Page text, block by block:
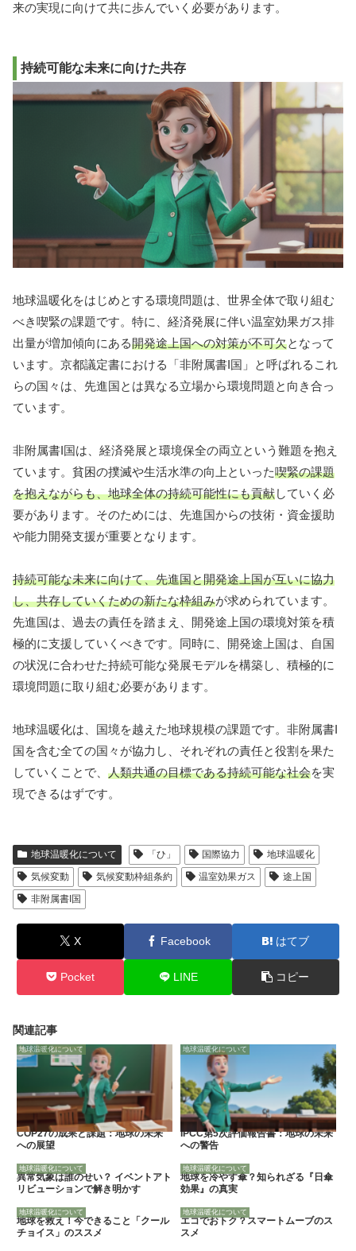
来の実現に向けて共に歩んでいく必要があります。
持続可能な未来に向けた共存
地球温暖化をはじめとする環境問題は、世界全体で取り組む
べき喫緊の課題です。特に、経済発展に伴い温室効果ガス排
出量が増加傾向にある開発途上国への対策が不可欠となって
います。京都議定書における「非附属書I国」と呼ばれるこれ
らの国々は、先進国とは異なる立場から環境問題と向き合っ
ています。
非附属書I国は、経済発展と環境保全の両立という難題を抱え
ています。貧困の撲滅や生活水準の向上といった喫緊の課題
を抱えながらも、地球全体の持続可能性にも貢献していく必
要があります。そのためには、先進国からの技術・資金援助
や能力開発支援が重要となります。
持続可能な未来に向けて、先進国と開発途上国が互いに協力
し、共存していくための新たな枠組みが求められています。
先進国は、過去の責任を踏まえ、開発途上国の環境対策を積
極的に支援していくべきです。同時に、開発途上国は、自国
の状況に合わせた持続可能な発展モデルを構築し、積極的に
環境問題に取り組む必要があります。
地球温暖化は、国境を越えた地球規模の課題です。非附属書I
国を含む全ての国々が協力し、それぞれの責任と役割を果た
していくことで、 人類共通の目標である持続可能な社会を実
現できるはずです。
地球温暖化について 「ひ」 国際協力
地球温暖化
気候変動
気候変動枠組条約 温室効果ガス
途上国
非附属書I国
X Facebook はてブ
Pocket LINE コピー
関連記事
地球温暖化について
COP27の成果と課題：地球の未来
への展望
地球温暖化について
IPCC第5次評価報告書：地球の未来
への警告
地球温暖化について
異常気象は誰のせい？ イベントアト
リビューションで解き明かす
地球温暖化について
地球を冷やす傘？知られざる『日傘
効果』の真実
地球温暖化について
地球を救え！今できること「クール
チョイス」のススメ
地球温暖化について
エコでおトク？スマートムーブのス
スメ